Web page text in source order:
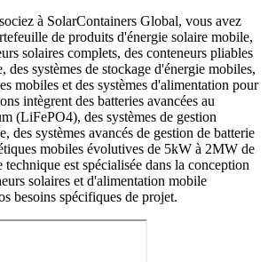
à SolarContainers Global, vous avez
de produits d'énergie solaire mobile,
solaires complets, des conteneurs pliables
des systèmes de stockage d'énergie mobiles,
mobiles et des systèmes d'alimentation pour
intègrent des batteries avancées au
(LiFePO4), des systèmes de gestion
des systèmes avancés de gestion de batterie
mobiles évolutives de 5kW à 2MW de
est spécialisée dans la conception
solaires et d'alimentation mobile
besoins spécifiques de projet.